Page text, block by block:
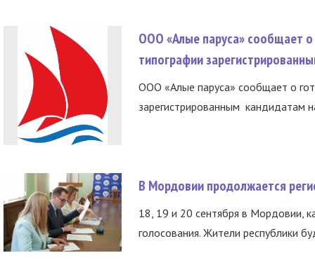
ООО «Алые паруса» сообщает о
типографии
ООО «Алые паруса» сообщает о
зарегистрированным кандидатам
В Мордовии продолжается
18, 19 и 20 сентября в Мордовии,
голосования. Жители республики